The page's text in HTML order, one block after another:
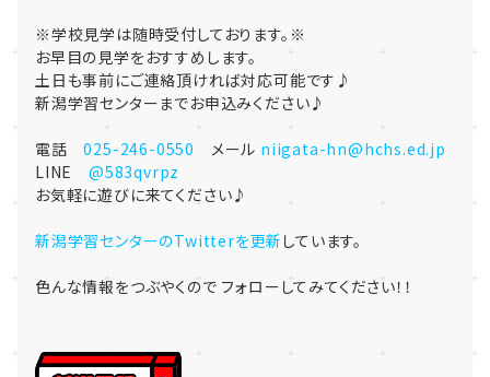
※学校見学は随時受付しております。※
お早目の見学をおすすめします。
土日も事前にご連絡頂ければ対応可能です♪
新潟学習センターまでお申込みください♪
電話025-246-0550 メール niigata-hn@hchs.ed.jp
LINE @583qvrpz
お気軽に遊びに来てください♪
新潟学習センターのTwitterを更新 しています。
色んな情報をつぶやくので フォローしてみてください！！